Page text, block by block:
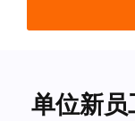
单位新